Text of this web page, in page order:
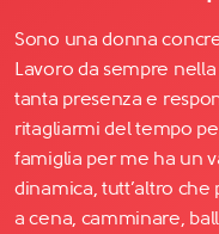
Sono una donna
Lavoro da sempre
tanta presenza e
ritagliarmi del tempo
famiglia per me ha un
dinamica, tutt’altro
a cena, camminare,